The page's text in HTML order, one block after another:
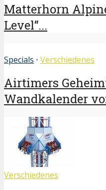
Matterhorn
Level“...
Specials • Verschiedenes
Airtimers
Wandkalender
Verschiedenes